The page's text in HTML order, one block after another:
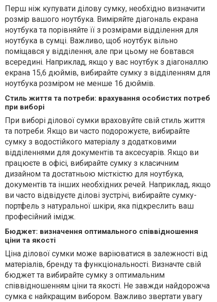
Перш ніж купувати ділову сумку, необхідно визначити
розмір вашого ноутбука. Виміряйте діагональ екрана
ноутбука та порівняйте її з розмірами відділення для
ноутбука в сумці. Важливо, щоб ноутбук вільно
поміщався у відділення, але при цьому не бовтався
всередині. Наприклад, якщо у вас ноутбук з діагоналлю
екрана 15,6 дюймів, вибирайте сумку з відділенням для
ноутбука розміром не менше 16 дюймів.
Стиль життя та потреби: врахування особистих потреб
при виборі
При виборі ділової сумки враховуйте свій стиль життя
та потреби. Якщо ви часто подорожуєте, вибирайте
сумку з водостійкого матеріалу з додатковими
відділеннями для документів та аксесуарів. Якщо ви
працюєте в офісі, вибирайте сумку з класичним
дизайном та достатньою місткістю для ноутбука,
документів та інших необхідних речей. Наприклад, якщо
ви часто відвідуєте ділові зустрічі, вибирайте сумку-
портфель з натуральної шкіри, яка підкреслить ваш
професійний імідж.
Бюджет: визначення оптимального співвідношення
ціни та якості
Ціна ділової сумки може варіюватися в залежності від
матеріалів, бренду та функціональності. Визначте свій
бюджет та вибирайте сумку з оптимальним
співвідношенням ціни та якості. Не завжди найдорожча
сумка є найкращим вибором. Важливо звертати увагу